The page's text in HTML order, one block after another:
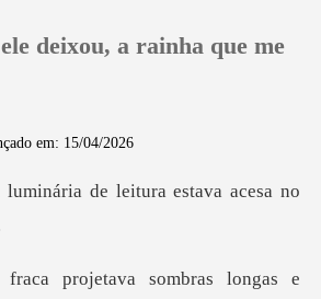
deixou, a rainha que me
em: 15/04/2026
ia de leitura estava aces
a sombras longas e